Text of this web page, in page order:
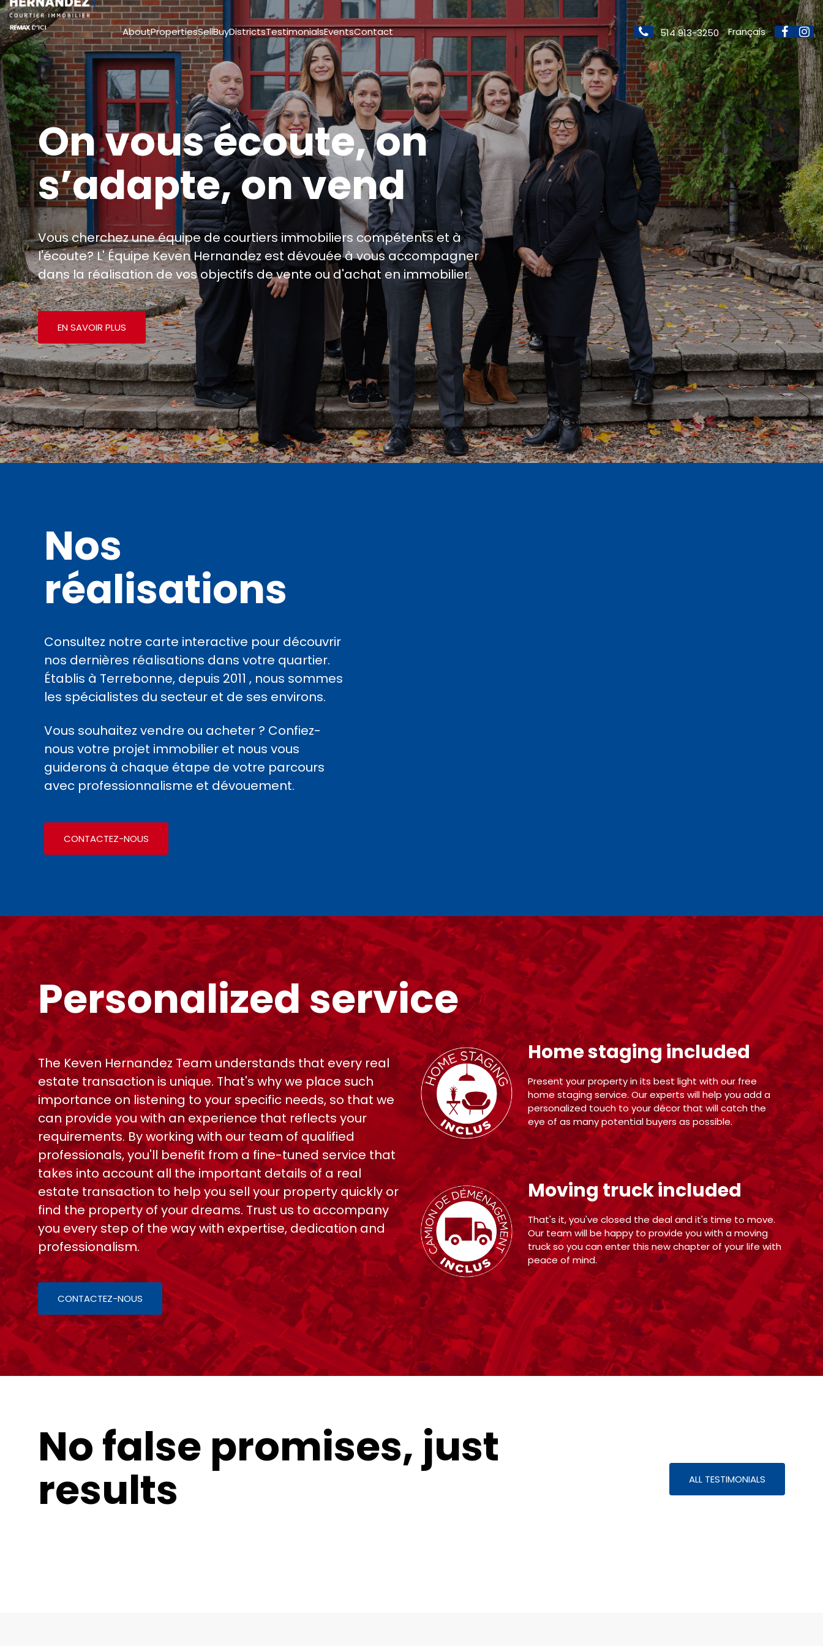
AboutPropertiesSellBuyDistrictsTestimonialsEventsContact 514 913-3250 Français
On vous écoute, on
s’adapte, on vend
Vous cherchez une équipe de courtiers immobiliers compétents et à
l'écoute? L' Équipe Keven Hernandez est dévouée à vous accompagner
dans la réalisation de vos objectifs de vente ou d'achat en immobilier.
EN SAVOIR PLUS
Nos
réalisations
Consultez notre carte interactive pour découvrir
nos dernières réalisations dans votre quartier.
Établis à Terrebonne, depuis 2011 , nous sommes
les spécialistes du secteur et de ses environs.
Vous souhaitez vendre ou acheter ? Confiez-
nous votre projet immobilier et nous vous
guiderons à chaque étape de votre parcours
avec professionnalisme et dévouement.
CONTACTEZ-NOUS
Personalized service
The Keven Hernandez Team understands that every real
estate transaction is unique. That's why we place such
importance on listening to your specific needs, so that we
can provide you with an experience that reflects your
requirements. By working with our team of qualified
professionals, you'll benefit from a fine-tuned service that
takes into account all the important details of a real
estate transaction to help you sell your property quickly or
find the property of your dreams. Trust us to accompany
you every step of the way with expertise, dedication and
professionalism.
Home staging included
Present your property in its best light with our free
home staging service. Our experts will help you add a
personalized touch to your décor that will catch the
eye of as many potential buyers as possible.
Moving truck included
That's it, you've closed the deal and it's time to move.
Our team will be happy to provide you with a moving
truck so you can enter this new chapter of your life with
peace of mind.
CONTACTEZ-NOUS
No false promises, just
results ALL TESTIMONIALS